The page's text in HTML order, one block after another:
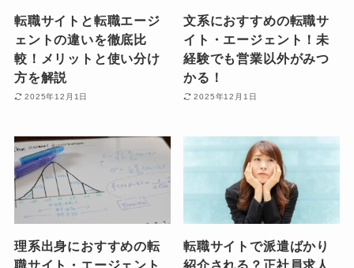
転職サイトと転職エージ
ェントの違いを徹底比
較！メリットと使い分け
方を解説
2025年12月1日
文系におすすめの転職サ
イト・エージェント！未
経験でも営業以外がみつ
かる！
2025年12月1日
理系出身におすすめの転
転職サイトで派遣ばかり